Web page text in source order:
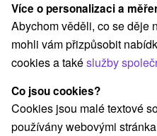
Kategorie
Všechny kategorie
Detské
Vínne cesty(1)
Golfové ihriská (3)
Sakrálne miesta(3)
Skanzeny(1) Jazda na
Více o personalizaci a
Abychom věděli, co se děje
mohli vám přizpůsobit
cookies a takéslužby
Co jsou cookies?
Cookies jsou malé textové
používány webovými